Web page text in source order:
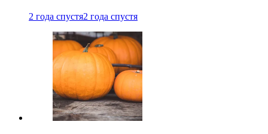
2 года спустя2 года спустя